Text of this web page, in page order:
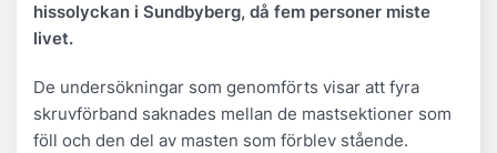
hissolyckan i Sundbyberg, då fem personer miste
livet.
De undersökningar som genomförts visar att fyra
skruvförband saknades mellan de mastsektioner som
föll och den del av masten som förblev stående.